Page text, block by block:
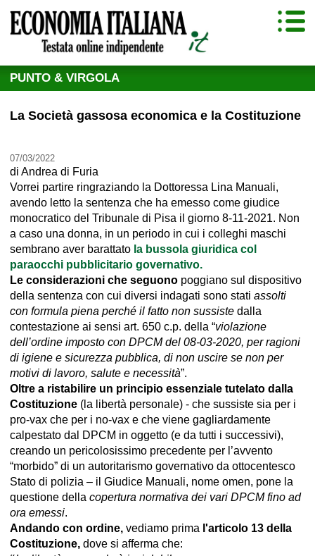
PUNTO & VIRGOLA
La Società gassosa economica e la Costituzione
07/03/2022
di Andrea di Furia
Vorrei partire ringraziando la Dottoressa Lina Manuali,
avendo letto la sentenza che ha emesso come giudice
monocratico del Tribunale di Pisa il giorno 8-11-2021. Non
a caso una donna, in un periodo in cui i colleghi maschi
sembrano aver barattato la bussola giuridica col
paraocchi pubblicitario governativo.
Le considerazioni che seguono poggiano sul dispositivo
della sentenza con cui diversi indagati sono stati assolti
con formula piena perché il fatto non sussiste dalla
contestazione ai sensi art. 650 c.p. della “violazione
dell’ordine imposto con DPCM del 08-03-2020, per ragioni
di igiene e sicurezza pubblica, di non uscire se non per
motivi di lavoro, salute e necessità”.
Oltre a ristabilire un principio essenziale tutelato dalla
Costituzione (la libertà personale) - che sussiste sia per i
pro-vax che per i no-vax e che viene gagliardamente
calpestato dal DPCM in oggetto (e da tutti i successivi),
creando un pericolosissimo precedente per l’avvento
“morbido” di un autoritarismo governativo da ottocentesco
Stato di polizia – il Giudice Manuali, nome omen, pone la
questione della copertura normativa dei vari DPCM fino ad
ora emessi.
Andando con ordine, vediamo prima l'articolo 13 della
Costituzione, dove si afferma che: